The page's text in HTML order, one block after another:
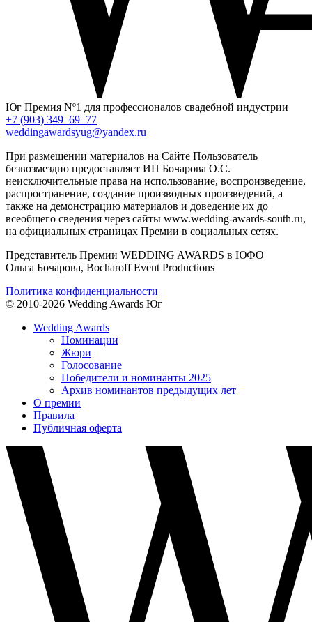
Юг Премия Nº1 для профессионалов свадебной индустрии
+7 (903) 349–69–77
weddingawardsyug@yandex.ru
При размещении материалов на Сайте Пользователь
безвозмездно предоставляет ИП Бочарова О.С.
неисключительные права на использование, воспроизведение,
распространение, создание производных произведений, а
также на демонстрацию материалов и доведение их до
всеобщего сведения через сайты www.wedding-awards-south.ru,
на официальных страницах Премии в социальных сетях.
Представитель Премии WEDDING AWARDS в ЮФО
Ольга Бочарова, Bocharoff Event Productions
Политика конфиденциальности
© 2010-2026 Wedding Awards Юг
Wedding Awards
Номинации
Жюри
Голосование
Победители и номинанты 2025
Архив номинантов предыдущих лет
О премии
Правила
Публичная оферта